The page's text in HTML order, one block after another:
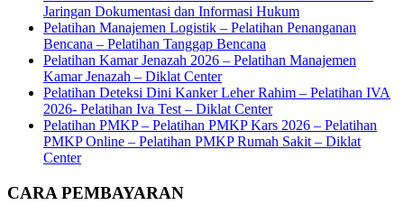
Jaringan Dokumentasi dan Informasi Hukum
Pelatihan Manajemen Logistik – Pelatihan Penanganan
Bencana – Pelatihan Tanggap Bencana
Pelatihan Kamar Jenazah 2026 – Pelatihan Manajemen
Kamar Jenazah – Diklat Center
Pelatihan Deteksi Dini Kanker Leher Rahim – Pelatihan IVA
2026- Pelatihan Iva Test – Diklat Center
Pelatihan PMKP – Pelatihan PMKP Kars 2026 – Pelatihan
PMKP Online – Pelatihan PMKP Rumah Sakit – Diklat
Center
CARA PEMBAYARAN